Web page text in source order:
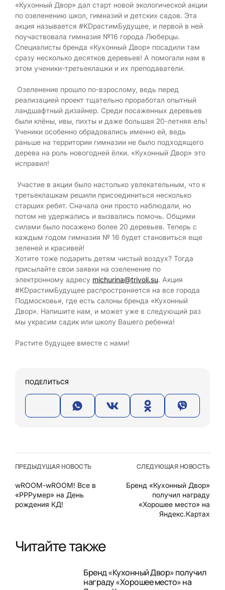
«Кухонный Двор» дал старт новой экологической акции
по озеленению школ, гимназий и детских садов. Эта
акция называется #KDрастимБудущее, и первой в ней
поучаствовала гимназия №16 города Люберцы.
Специалисты бренда «Кухонный Двор» посадили там
сразу несколько десятков деревьев! А помогали нам в
этом ученики-третьеклашки и их преподаватели.
Озеленение прошло по-взрослому, ведь перед
реализацией проект тщательно проработал опытный
ландшафтный дизайнер. Среди посаженных деревьев
были клёны, ивы, пихты и даже большая 20-летняя ель!
Ученики особенно обрадовались именно ей, ведь
раньше на территории гимназии не было подходящего
дерева на роль новогодней ёлки. «Кухонный Двор» это
исправил!
Участие в акции было настолько увлекательным, что к
третьеклашкам решили присоединиться несколько
старших ребят. Сначала они просто наблюдали, но
потом не удержались и вызвались помочь. Общими
силами было посажено более 20 деревьев. Теперь с
каждым годом гимназия № 16 будет становиться еще
зеленей и красивей!
Хотите тоже подарить детям чистый воздух? Тогда
присылайте свои заявки на озеленение по
электронному адресу michurina@trivoli.su. Акция
#KDрастимБудущее распространяется на все города
Подмосковья, где есть салоны бренда «Кухонный
Двор». Напишите нам, и может уже в следующий раз
мы украсим садик или школу Вашего ребенка!
Растите будущее вместе с нами!
ПОДЕЛИТЬСЯ
ПРЕДЫДУЩАЯ НОВОСТЬ
wROOM-wROOM! Все в
«РРРумер» на День
рождения КД!
СЛЕДУЮЩАЯ НОВОСТЬ
Бренд «Кухонный Двор»
получил награду
«Хорошее место» на
Яндекс.Картах
Читайте также
Бренд «Кухонный Двор» получил
награду «Хорошее место» на